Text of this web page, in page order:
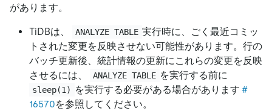
があります。
TiDBは、 ANALYZE TABLE 実行時に、ごく最近コミッ
トされた変更を反映させない可能性があります。行の
バッチ更新後、統計情報の更新にこれらの変更を反映
させるには、
ANALYZE TABLE を実行する前に
sleep(1) を実行する必要がある場合があります ＃
16570を参照してください。